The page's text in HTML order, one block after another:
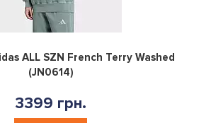
0
ALL SZN French Terry Washed
(JN0614)
3399 грн.